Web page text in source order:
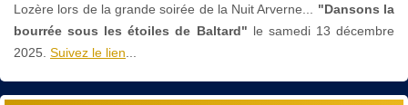
Lozère lors de la grande soirée de la Nuit Arverne... "Dansons la
bourrée sous les étoiles de Baltard" le samedi 13 décembre
2025. Suivez le lien...